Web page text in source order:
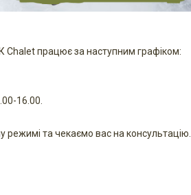
Chalet працює за наступним графіком:
16.00.
режимі та чекаємо вас на консультацію.